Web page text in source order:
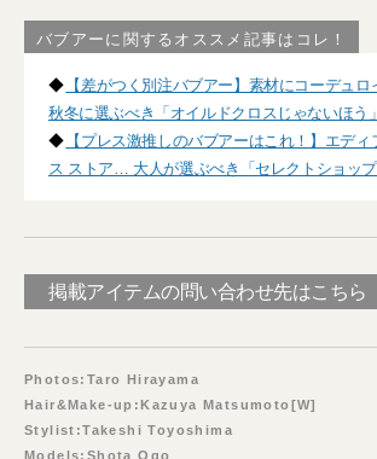
バブアーに関するオススメ記事はコレ！
◆ 【差がつく別注バブアー】素材にコーデュ
秋冬に選ぶべき「オイルドクロスじゃないほう」
◆ 【プレス激推しのバブアーはこれ！】エデ
ス ストア… 大人が選ぶべき「セレクトショッ
掲載アイテムの問い合わせ先はこちら
Photos:Taro Hirayama
Hair&Make-up:Kazuya Matsumoto[W]
Stylist:Takeshi Toyoshima
Models:Shota Ogo